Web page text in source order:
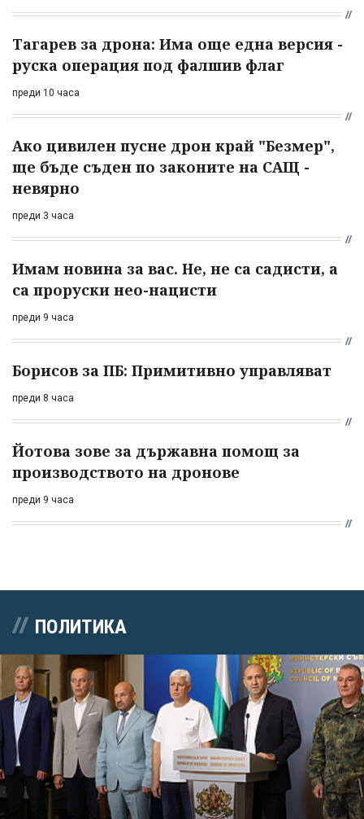
Тагарев за дрона: Има още една версия -
руска операция под фалшив флаг
преди 10 часа
Ако цивилен пусне дрон край "Безмер",
ще бъде съден по законите на САЩ -
невярно
преди 3 часа
Имам новина за вас. Не, не са садисти, а
са проруски нео-нацисти
преди 9 часа
Борисов за ПБ: Примитивно управляват
преди 8 часа
Йотова зове за държавна помощ за
производството на дронове
преди 9 часа
ПОЛИТИКА